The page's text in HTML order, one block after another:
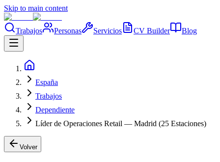
Skip to main content
Trabajos Personas Servicios CV Builder Blog
España
Trabajos
Dependiente
Líder de Operaciones Retail — Madrid (25 Estaciones)
Volver